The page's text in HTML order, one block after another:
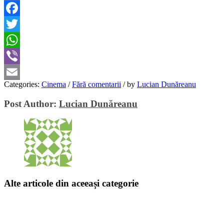
Facebook
Twitter
WhatsApp
Viber
Email
Categories: Cinema / Fără comentarii /by Lucian Dunăreanu
Post Author: Lucian Dunăreanu
Alte articole din aceeași categorie